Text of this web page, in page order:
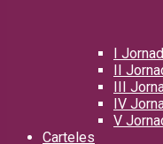
I
II
III
IV
V
Carteles